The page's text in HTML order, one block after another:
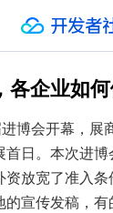
各企业如
博会开幕，展
首日。本次进
资放宽了准入
的宣传发稿，